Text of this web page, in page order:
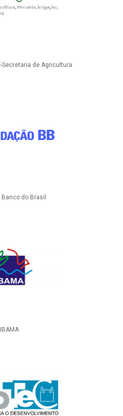
Secretaria de Agricultura
Banco do Brasil
IBAMA